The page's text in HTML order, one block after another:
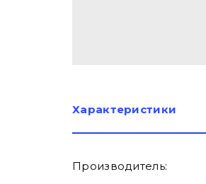
Характеристики
Производитель: